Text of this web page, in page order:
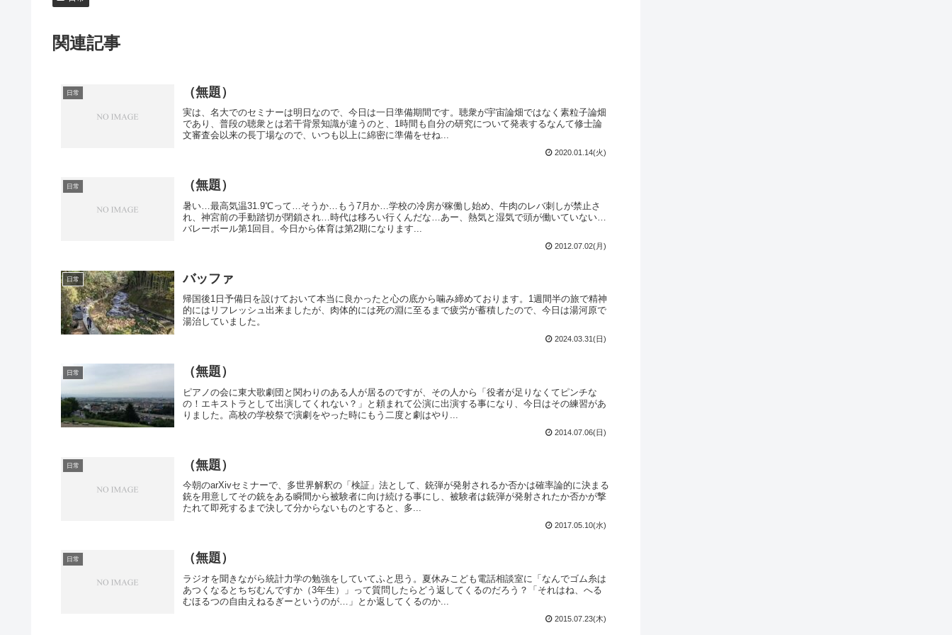
関連記事
日常 （無題）
実は、名大でのセミナーは明日なので、今日は一日準備期間です。聴衆が宇宙論畑ではなく素粒子論畑
であり、普段の聴衆とは若干背景知識が違うのと、1時間も自分の研究について発表するなんて修士論
文審査会以来の長丁場なので、いつも以上に綿密に準備をせね...
2020.01.14(火)
日常 （無題）
暑い…最高気温31.9℃って…そうか…もう7月か…学校の冷房が稼働し始め、牛肉のレバ刺しが禁止さ
れ、神宮前の手動踏切が閉鎖され…時代は移ろい行くんだな…あー、熱気と湿気で頭が働いていない…
バレーボール第1回目。今日から体育は第2期になります...
2012.07.02(月)
日常 バッファ
帰国後1日予備日を設けておいて本当に良かったと心の底から噛み締めております。1週間半の旅で精神
的にはリフレッシュ出来ましたが、肉体的には死の淵に至るまで疲労が蓄積したので、今日は湯河原で
湯治していました。
2024.03.31(日)
日常 （無題）
ピアノの会に東大歌劇団と関わりのある人が居るのですが、その人から「役者が足りなくてピンチな
の！エキストラとして出演してくれない？」と頼まれて公演に出演する事になり、今日はその練習があ
りました。高校の学校祭で演劇をやった時にもう二度と劇はやり...
2014.07.06(日)
日常 （無題）
今朝のarXivセミナーで、多世界解釈の「検証」法として、銃弾が発射されるか否かは確率論的に決まる
銃を用意してその銃をある瞬間から被験者に向け続ける事にし、被験者は銃弾が発射されたか否かが撃
たれて即死するまで決して分からないものとすると、多...
2017.05.10(水)
日常 （無題）
ラジオを聞きながら統計力学の勉強をしていてふと思う。夏休みこども電話相談室に「なんでゴム糸は
あつくなるとちぢむんですか（3年生）」って質問したらどう返してくるのだろう？「それはね、へる
むほるつの自由えねるぎーというのが…」とか返してくるのか...
2015.07.23(木)